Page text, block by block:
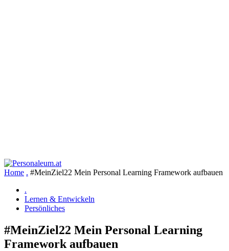
Home . #MeinZiel22 Mein Personal Learning Framework aufbauen
.
Lernen & Entwickeln
Persönliches
#MeinZiel22 Mein Personal Learning
Framework aufbauen